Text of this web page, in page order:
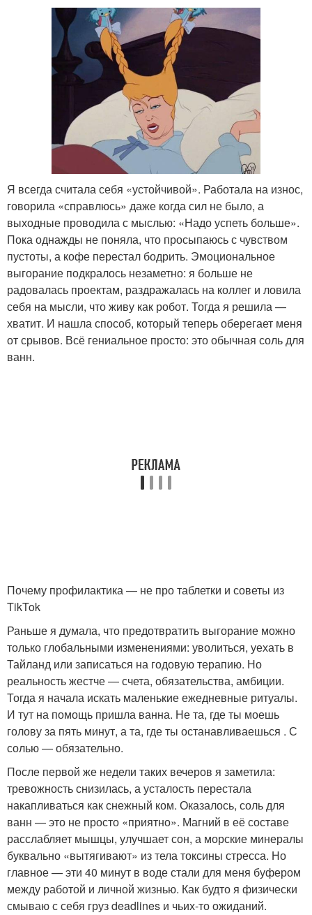
Я всегда считала себя «устойчивой». Работала на износ,
говорила «справлюсь» даже когда сил не было, а
выходные проводила с мыслью: «Надо успеть больше».
Пока однажды не поняла, что просыпаюсь с чувством
пустоты, а кофе перестал бодрить. Эмоциональное
выгорание подкралось незаметно: я больше не
радовалась проектам, раздражалась на коллег и ловила
себя на мысли, что живу как робот. Тогда я решила —
хватит. И нашла способ, который теперь оберегает меня
от срывов. Всё гениальное просто: это обычная соль для
ванн.
Почему профилактика — не про таблетки и советы из
TikTok
Раньше я думала, что предотвратить выгорание можно
только глобальными изменениями: уволиться, уехать в
Тайланд или записаться на годовую терапию. Но
реальность жестче — счета, обязательства, амбиции.
Тогда я начала искать маленькие ежедневные ритуалы.
И тут на помощь пришла ванна. Не та, где ты моешь
голову за пять минут, а та, где ты останавливаешься . С
солью — обязательно.
После первой же недели таких вечеров я заметила:
тревожность снизилась, а усталость перестала
накапливаться как снежный ком. Оказалось, соль для
ванн — это не просто «приятно». Магний в её составе
расслабляет мышцы, улучшает сон, а морские минералы
буквально «вытягивают» из тела токсины стресса. Но
главное — эти 40 минут в воде стали для меня буфером
между работой и личной жизнью. Как будто я физически
смываю с себя груз deadlines и чьих-то ожиданий.